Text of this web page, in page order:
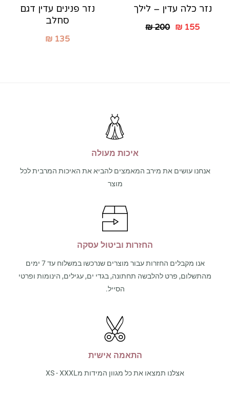
נזר כלה עדין – לילך
₪200 ₪155
נזר פנינים עדין דגם
סחלב
₪ 135
איכות מעולה
אנחנו עושים את מירב המאמצים להביא את האיכות המרבית לכל
מוצר
החזרות וביטול עסקה
אנו מקבלים החזרות עבור מוצרים שנרכשו במשלוח עד 7 ימים
מהתשלום, פרט להלבשה תחתונה, בגדי ים, עגילים, הינומות ופרטי
הסייל.
התאמה אישית
אצלנו תמצאו את כל מגוון המידות מXS - XXXL